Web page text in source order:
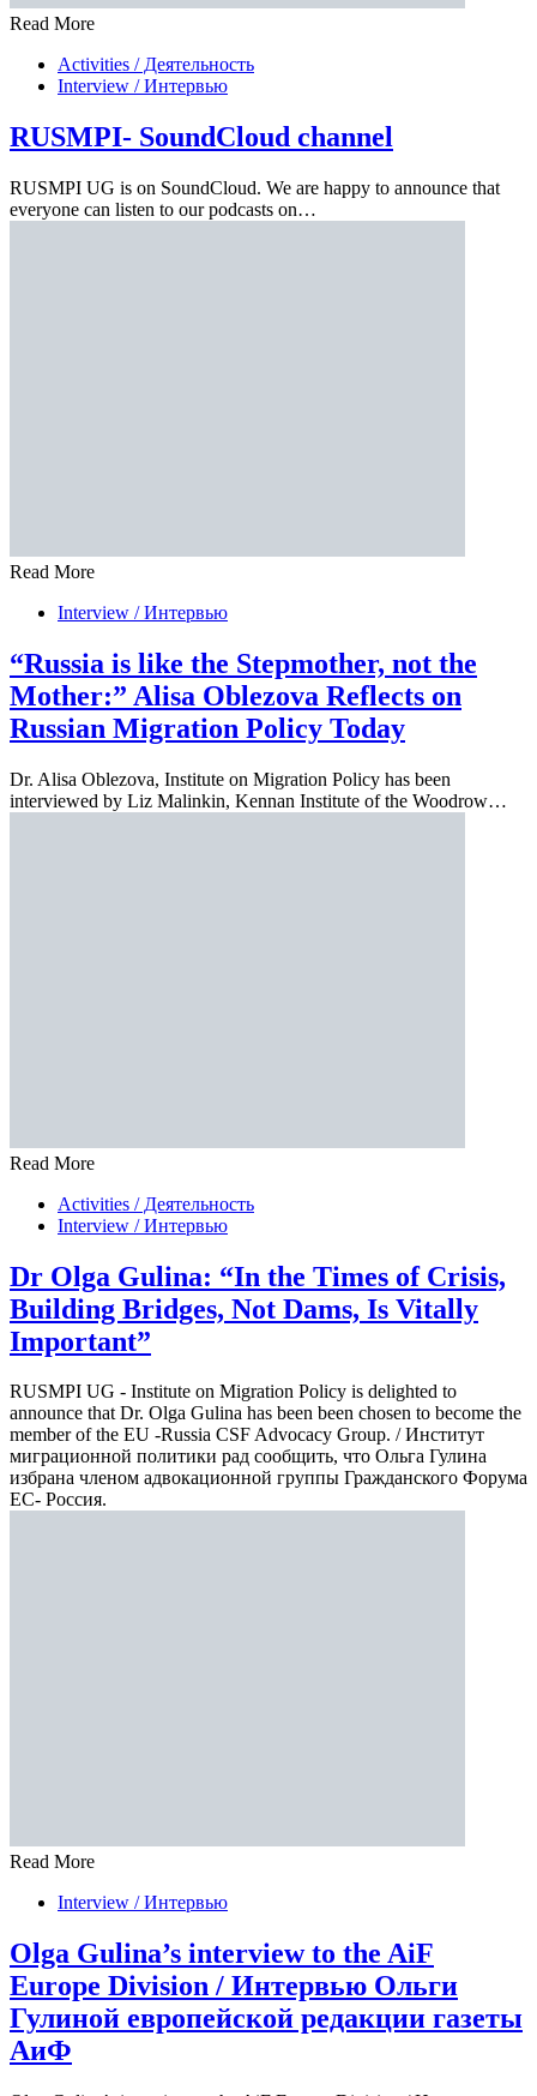
Read More
Activities / Деятельность
Interview / Интервью
RUSMPI- SoundCloud channel
RUSMPI UG is on SoundCloud. We are happy to announce that
everyone can listen to our podcasts on…
Read More
Interview / Интервью
“Russia is like the Stepmother, not the
Mother:” Alisa Oblezova Reflects on
Russian Migration Policy Today
Dr. Alisa Oblezova, Institute on Migration Policy has been
interviewed by Liz Malinkin, Kennan Institute of the Woodrow…
Read More
Activities / Деятельность
Interview / Интервью
Dr Olga Gulina: “In the Times of Crisis,
Building Bridges, Not Dams, Is Vitally
Important”
RUSMPI UG - Institute on Migration Policy is delighted to
announce that Dr. Olga Gulina has been been chosen to become the
member of the EU -Russia CSF Advocacy Group. / Институт
миграционной политики рад сообщить, что Ольга Гулина
избрана членом адвокационной группы Гражданского Форума
ЕС- Россия.
Read More
Interview / Интервью
Olga Gulina’s interview to the AiF
Europe Division / Интервью Ольги
Гулиной европейской редакции газеты
АиФ